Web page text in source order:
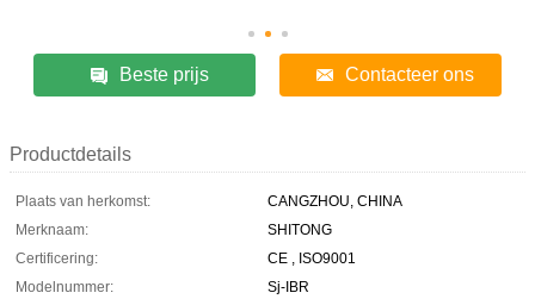
Beste prijs Contacteer ons
Productdetails
Plaats van herkomst:
CANGZHOU, CHINA
Merknaam:
SHITONG
Certificering:
CE , ISO9001
Modelnummer:
Sj-IBR